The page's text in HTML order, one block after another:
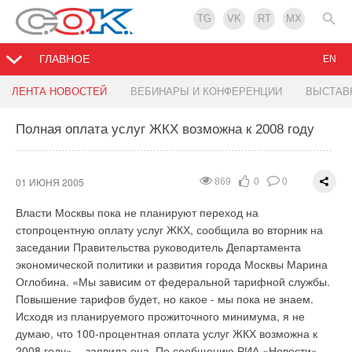
TG VK RT MX
ГЛАВНОЕ
ЛЕНТА НОВОСТЕЙ ВЕБИНАРЫ И КОНФЕРЕНЦИИ
EN
Полная оплата услуг ЖКХ возможна к 2008 году
869 0 0
01 ИЮНЯ 2005
Власти Москвы пока не планируют переход на
стопроцентную оплату услуг ЖКХ, сообщила во вторник на
заседании Правительства руководитель Департамента
экономической политики и развития города Москвы Марина
Оглобина. «Мы зависим от федеральной тарифной службы.
Повышение тарифов будет, но какое - мы пока не знаем.
Исходя из планируемого прожиточного минимума, я не
думаю, что 100-процентная оплата услуг ЖКХ возможна к
Создан суперочиститель воздуха для больниц
1119 0 0
26 МАЯ 2005
лаборатории катализа в Страсбурге (Laboratoire de
новую систему очистки воздуха для госпиталей и больниц,
которая отличается простотой и высокой эффективностью.
Воздух помещения прогоняется через стеклянную колбу,
заполненную мелкими стеклянными цилиндриками. Все
стеклянные поверхности в этом устройстве покрыты
тончайшим слоем диоксида титана. И вся колба
подсвечивается несколькими ультрафиолетовыми лампами.
Когда бактерии оказываются на поверхности катализатора,
освещённого ультрафиолетом, они разрушаются,
Клондайк получил награду на выставке Аква-
1045 0 0
25 МАЯ 2005
14 мая закончила свою работу 7-я международная выставка
выставка по системам отопления, кондиционирования,
сантехнике. Приятно отметить, что среди посетителей с
каждым годом становится меньше «случайных» людей.
Сюда приезжают пообщаться с уже проверенными
деловыми партнерами, изучить обновившийся ассортимент
рынка HVAC, познакомится с новыми марками и новыми
игроками рынка. Компания «Клондайк» представляла на
этой выставке системы кондиционирования и вентиляции